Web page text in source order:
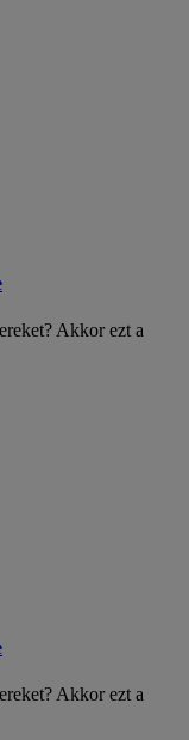
Akkor ezt a
Akkor ezt a